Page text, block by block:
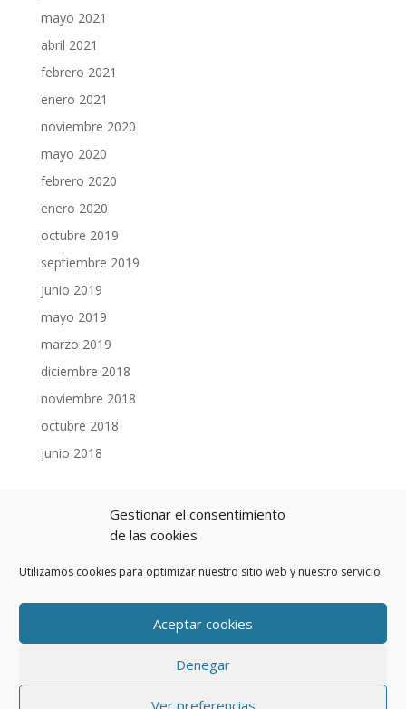
Gestionar el consentimiento
de las cookies
Utilizamos cookies para optimizar nuestro sitio web y nuestro servicio.
Aceptar cookies
Denegar
Ver preferencias
mayo 2021
abril 2021
febrero 2021
enero 2021
noviembre 2020
mayo 2020
febrero 2020
enero 2020
octubre 2019
septiembre 2019
junio 2019
mayo 2019
marzo 2019
diciembre 2018
noviembre 2018
octubre 2018
junio 2018
HGM Network|Política de Cookies